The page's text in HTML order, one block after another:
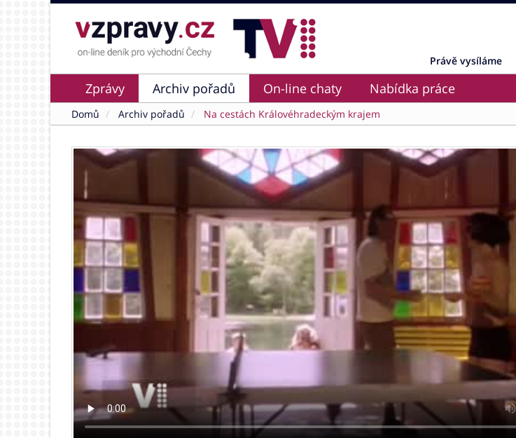
Právě vysíláme
Zprávy Archiv pořadů On-line chaty Nabídka práce
Domů Archiv pořadů Na cestách Královéhradeckým krajem